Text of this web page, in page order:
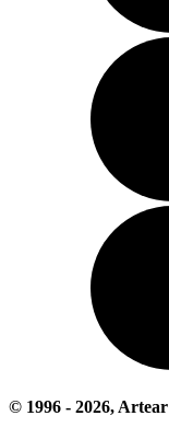
© 1996 - 2026, Artear